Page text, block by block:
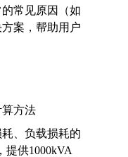
常见原因（如
案，帮助用户
方法
、负载损耗的
提供1000kVA